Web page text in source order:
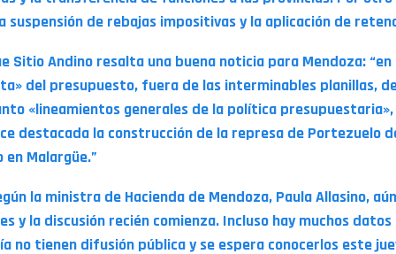
suspensión de rebajas impositivas y la aplicación de
Sitio Andino resalta una buena noticia para Mendoza:
del presupuesto, fuera de las interminables planillas,
«lineamientos generales de la política presupuestaria»,
destacada la construcción de la represa de Portezuelo
en Malargüe.”
la ministra de Hacienda de Mendoza, Paula Allasino,
y la discusión recién comienza. Incluso hay muchos datos
no tienen difusión pública y se espera conocerlos este